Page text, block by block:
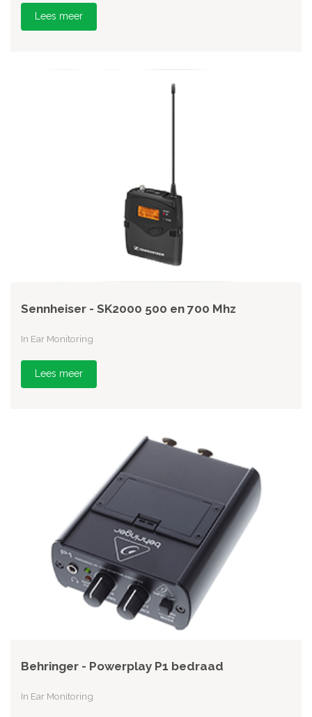
Lees meer
Sennheiser - SK2000 500 en 700 Mhz
In Ear Monitoring
Lees meer
Behringer - Powerplay P1 bedraad
In Ear Monitoring